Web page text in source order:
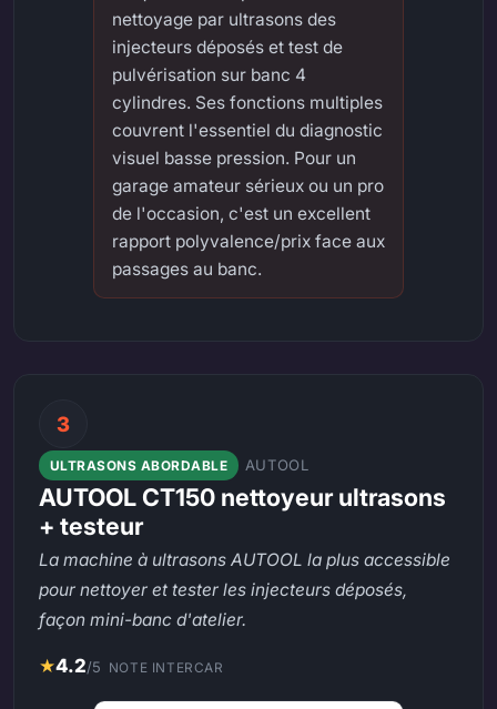
nettoyage par ultrasons des
injecteurs déposés et test de
pulvérisation sur banc 4
cylindres. Ses fonctions multiples
couvrent l'essentiel du diagnostic
visuel basse pression. Pour un
garage amateur sérieux ou un pro
de l'occasion, c'est un excellent
rapport polyvalence/prix face aux
passages au banc.
3
ULTRASONS ABORDABLE AUTOOL
AUTOOL CT150 nettoyeur ultrasons
+ testeur
La machine à ultrasons AUTOOL la plus accessible
pour nettoyer et tester les injecteurs déposés,
façon mini-banc d'atelier.
★4.2/5 NOTE INTERCAR